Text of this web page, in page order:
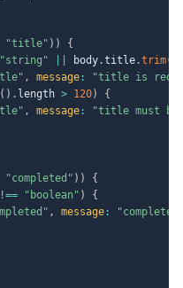
"title" ) )
{
"string" body.title.trim(
, message :
"title is
( ) . length > 120)
{
, message :
"title must be
"completed" ) )
{
!== "boolean" )
{
, message :